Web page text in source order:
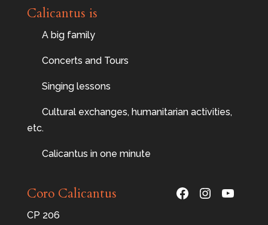
Calicantus is
A big family
Concerts and Tours
Singing lessons
Cultural exchanges, humanitarian activities,
etc.
Calicantus in one minute
Coro Calicantus
CP 206
Facebook
Instagram